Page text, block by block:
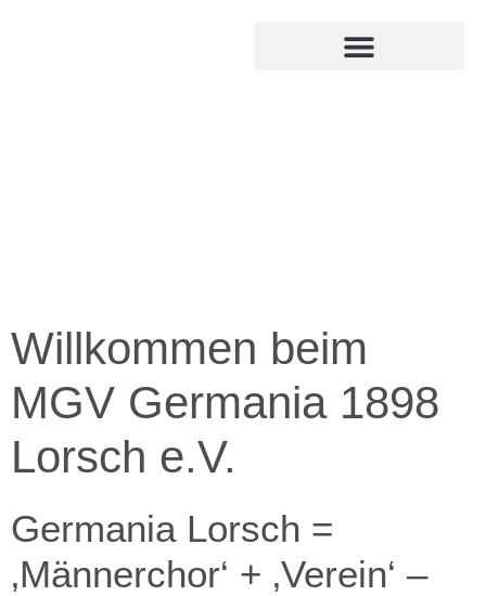
Willkommen beim
MGV Germania 1898
Lorsch e.V.
Germania Lorsch =
‚Männerchor‘ + ‚Verein‘ –